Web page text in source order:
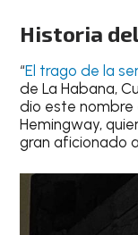
Historia
“El trago de la
de La Habana,
dio este nombre
Hemingway,
gran aficionado